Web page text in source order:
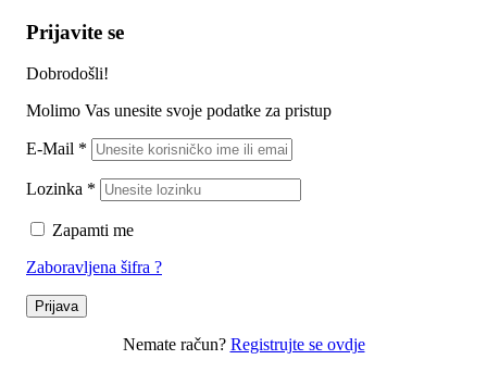
Prijavite se
Dobrodošli!
Molimo Vas unesite svoje podatke za pristup
E-Mail *
Lozinka *
Zapamti me
Zaboravljena šifra ?
Prijava
Nemate račun? Registrujte se ovdje